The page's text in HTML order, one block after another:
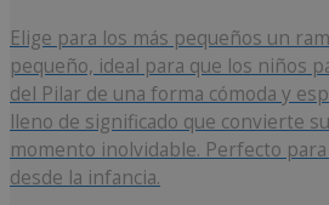
Elige para los más pequeños un
pequeño, ideal para que los niños
del Pilar de una forma cómoda y
lleno de significado que convierte
momento inolvidable. Perfecto
desde la infancia.